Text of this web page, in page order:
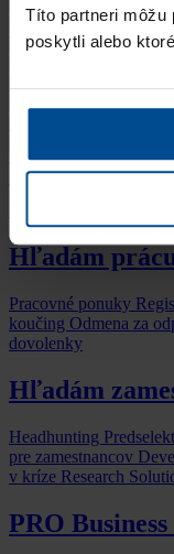
Títo partneri
poskytli alebo
Hľadám
Pracovné ponuky
koučing Odmena za
dovolenky
Hľadám
Headhunting
pre zamestnancov
v kríze Research
PRO